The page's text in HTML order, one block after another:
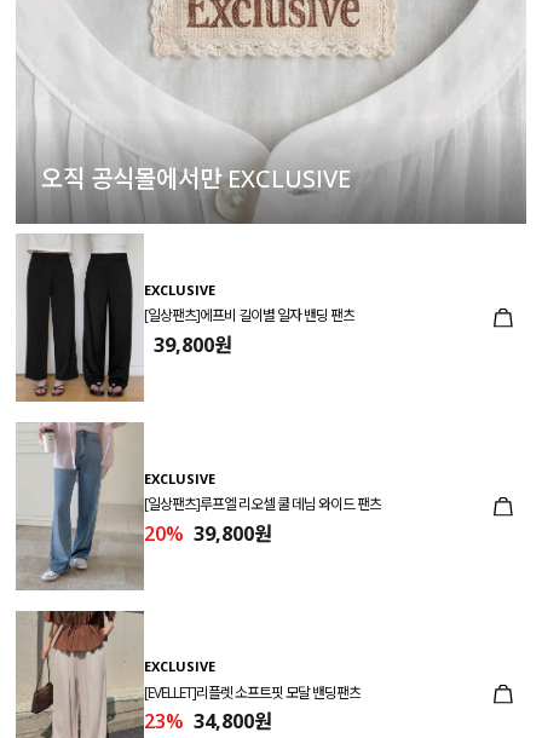
오직 공식몰에서만 EXCLUSIVE
EXCLUSIVE
[일상팬츠]에프비 길이별 일자 밴딩 팬츠
39,800원
EXCLUSIVE
[일상팬츠]루프엘 리오셀 쿨 데님 와이드 팬츠
20% 39,800원
EXCLUSIVE
[EVELLET]리플렛 소프트핏 모달 밴딩팬츠
23% 34,800원